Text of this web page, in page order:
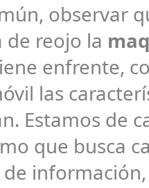
observar
reojo la
enfrente,
las
Estamos de
que busca